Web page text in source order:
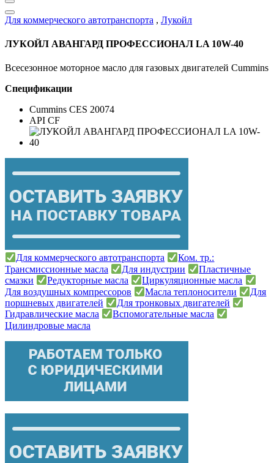
Для коммерческого автотранспорта , Лукойл
ЛУКОЙЛ АВАНГАРД ПРОФЕССИОНАЛ LA 10W-40
Всесезонное моторное масло для газовых двигателей Cummins
Спецификации
Cummins CES 20074
API CF
Для коммерческого автотранспорта
Ком. тр.:
Трансмиссионные масла
Для индустрии
Пластичные
смазки
Редукторные масла
Циркуляционные масла
Для воздушных компрессоров
Масла теплоносители
Для
поршневых двигателей
Для тронковых двигателей
Гидравлические масла
Вспомогательные масла
Цилиндровые масла